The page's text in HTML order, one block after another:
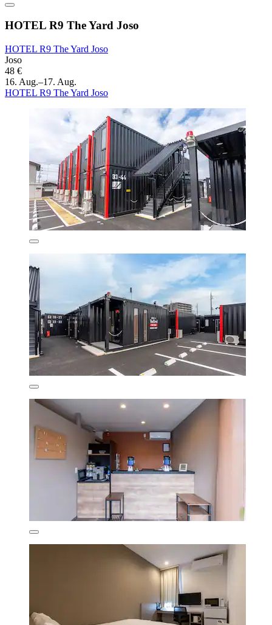
HOTEL R9 The Yard Joso
HOTEL R9 The Yard Joso
Joso
48 €
16. Aug.–17. Aug.
HOTEL R9 The Yard Joso